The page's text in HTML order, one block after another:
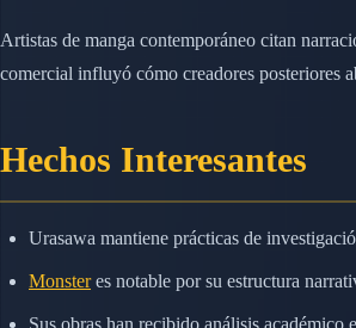
Artistas de manga contemporáneo citan
comercial influyó cómo creadores posteriores
Hechos Interesantes
Urasawa mantiene prácticas de
Monsteres notable por su estructura
Sus obras han recibido análisis